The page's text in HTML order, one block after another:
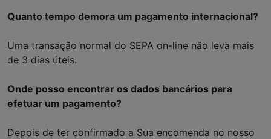
Quanto tempo demora um pagamento internacional?
Uma transação normal do SEPA on-line não leva mais
de 3 dias úteis.
Onde posso encontrar os dados bancários para
efetuar um pagamento?
Depois de ter confirmado a Sua encomenda no nosso